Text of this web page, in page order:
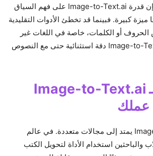
أما من ناحية الدقة، فإن قدرة Image-to-Text.ai على فهم السياق
ميزة كبيرة. فبينما قد تخطئ الأدوات التقليدية
أو الكلمات، خاصة في اللغات غير
الإنجليزية، تظهر Image-to-Text.ai دقة استثنائية حتى مع النصوص
كيف يمكن لـ Image-to-Text.ai
عملك
إن تأثير Image-to-Text.ai يمتد إلى مجالات متعددة. في عالم
والباحثين استخدام الأداة لتحويل الكتب